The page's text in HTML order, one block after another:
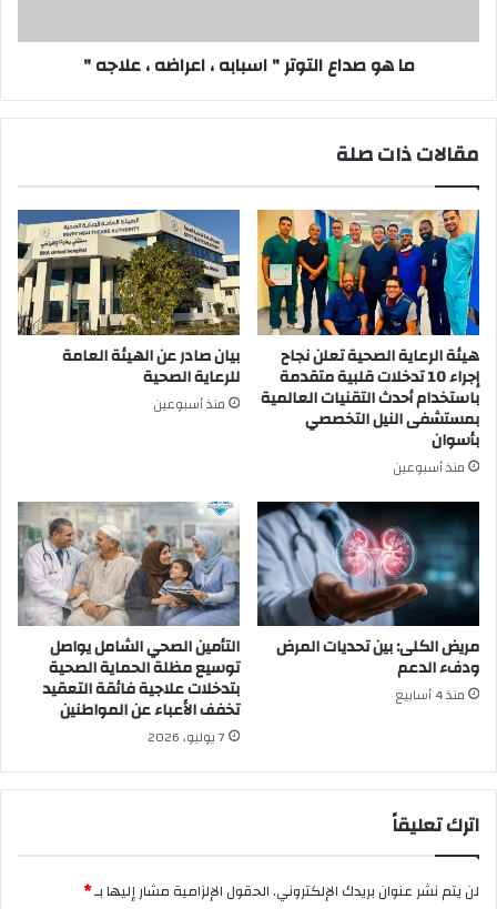
،
ما هو صداع التوتر " اسبابه ، اعراضه ، علاجه "
مقالات ذات صلة
هيئة الرعاية الصحية تعلن نجاح
إجراء 10 تدخلات قلبية متقدمة
باستخدام أحدث التقنيات العالمية
بمستشفى النيل التخصصي
بأسوان
منذ أسبوعين
بيان صادر عن الهيئة العامة
للرعاية الصحية
منذ أسبوعين
مريض الكلى: بين تحديات المرض
ودفء الدعم
منذ 4 أسابيع
التأمين الصحي الشامل يواصل
توسيع مظلة الحماية الصحية
بتدخلات علاجية فائقة التعقيد
تخفف الأعباء عن المواطنين
7 يوليو، 2026
اترك تعليقاً
لن يتم نشر عنوان بريدك الإلكتروني.الحقول الإلزامية مشار إليها بـ*